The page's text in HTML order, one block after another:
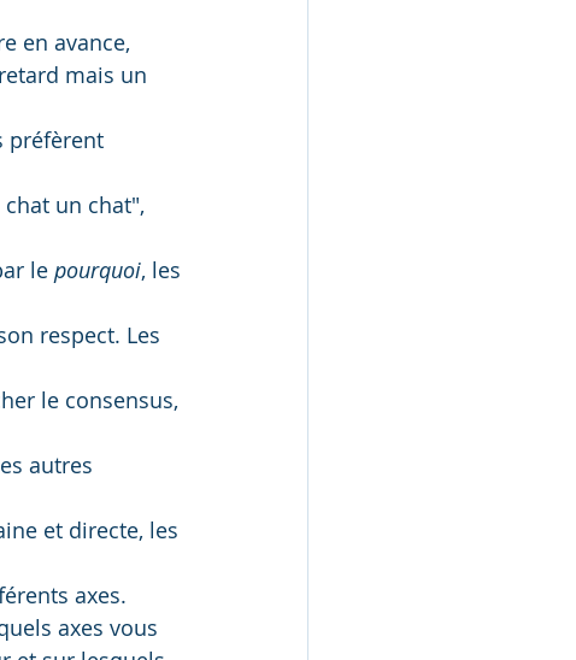
en avance,
mais un
préfèrent
un chat",
le pourquoi, les
respect. Les
le consensus,
autres
et directe, les
axes.
axes vous